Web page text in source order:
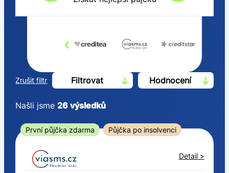
‹ ›
Zrušit filtr Filtrovat Hodnocení
Od
Našli jsme26 výsledků
První půjčka zdarma Půjčka po insolvenci
Detail >